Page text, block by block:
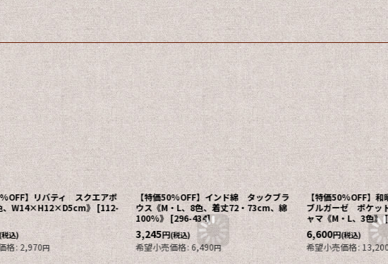
】リバティ スクエアポ
、W14×H12×D5cm》 [112-
込)
格: 2,970円
【特価50%OFF】インド綿 タックブラ
ウス《M・L、8色、着丈72・73cm、綿
100%》 [296-434]
3,245円(税込)
希望小売価格:6,490円
【特価50%OFF
ブルガーゼ ポケッ
ャマ《M・L、3色》[
6,600円(税込)
希望小売価格: